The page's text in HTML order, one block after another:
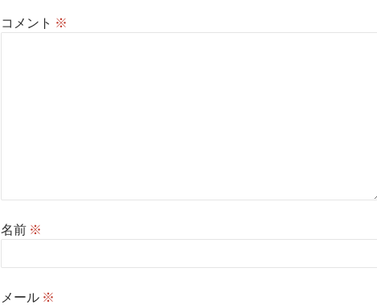
コメント ※
名前 ※
メール ※